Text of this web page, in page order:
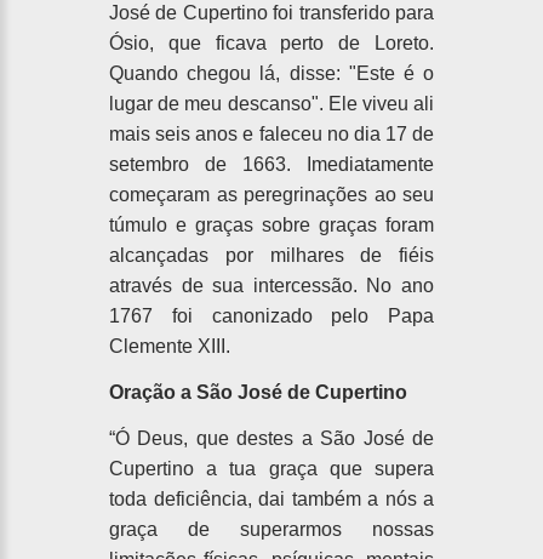
José de Cupertino foi transferido para
Ósio, que ficava perto de Loreto.
Quando chegou lá, disse: "Este é o
lugar de meu descanso". Ele viveu ali
mais seis anos e faleceu no dia 17 de
setembro de 1663. Imediatamente
começaram as peregrinações ao seu
túmulo e graças sobre graças foram
alcançadas por milhares de fiéis
através de sua intercessão. No ano
1767 foi canonizado pelo Papa
Clemente XIII.
Oração a São José de Cupertino
“Ó Deus, que destes a São José de
Cupertino a tua graça que supera
toda deficiência, dai também a nós a
graça de superarmos nossas